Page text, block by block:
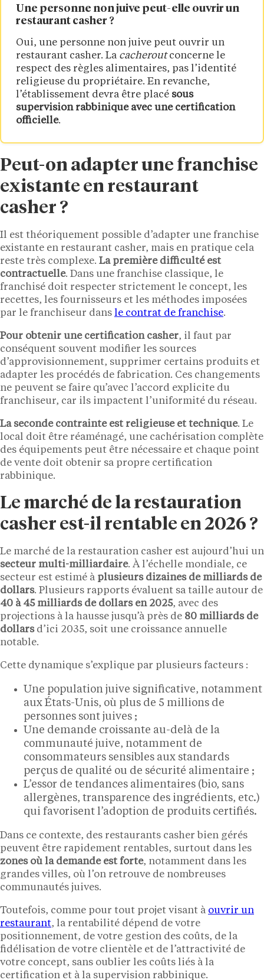
Une personne non juive peut-elle ouvrir un
restaurant casher ?
Oui, une personne non juive peut ouvrir un
restaurant casher. La cacheroutconcerne le
respect des règles alimentaires, pas l’identité
religieuse du propriétaire. En revanche,
l’établissement devra être placé sous
supervision rabbinique avec une certification
officielle.
Peut-on adapter une franchise
existante en restaurant
casher ?
Il est théoriquement possible d’adapter une franchise
existante en restaurant casher, mais en pratique cela
reste très complexe. La première difficulté est
contractuelle. Dans une franchise classique, le
franchisé doit respecter strictement le concept, les
recettes, les fournisseurs et les méthodes imposées
par le franchiseur dans le contrat de franchise.
Pour obtenir une certification casher, il faut par
conséquent souvent modifier les sources
d’approvisionnement, supprimer certains produits et
adapter les procédés de fabrication. Ces changements
ne peuvent se faire qu’avec l’accord explicite du
franchiseur, car ils impactent l’uniformité du réseau.
La seconde contrainte est religieuse et technique. Le
local doit être réaménagé, une cachérisation complète
des équipements peut être nécessaire et chaque point
de vente doit obtenir sa propre certification
rabbinique.
Le marché de la restauration
casher est-il rentable en 2026 ?
Le marché de la restauration casher est aujourd’hui un
secteur multi-milliardaire. À l’échelle mondiale, ce
secteur est estimé à plusieurs dizaines de milliards de
dollars. Plusieurs rapports évaluent sa taille autour de
40 à 45 milliards de dollars en 2025, avec des
projections à la hausse jusqu’à près de 80 milliards de
dollarsd’ici 2035, soit une croissance annuelle
notable.
Cette dynamique s’explique par plusieurs facteurs :
Une population juive significative, notamment
aux États-Unis, où plus de 5 millions de
personnes sont juives ;
Une demande croissante au-delà de la
communauté juive, notamment de
consommateurs sensibles aux standards
perçus de qualité ou de sécurité alimentaire ;
L’essor de tendances alimentaires (bio, sans
allergènes, transparence des ingrédients, etc.)
qui favorisent l’adoption de produits certifiés.
Dans ce contexte, des restaurants casher bien gérés
peuvent être rapidement rentables, surtout dans les
zones où la demande est forte, notamment dans les
grandes villes, où l’on retrouve de nombreuses
communautés juives.
Toutefois, comme pour tout projet visant à ouvrir un
restaurant, la rentabilité dépend de votre
positionnement, de votre gestion des coûts, de la
fidélisation de votre clientèle et de l’attractivité de
votre concept, sans oublier les coûts liés à la
certification et à la supervision rabbinique.